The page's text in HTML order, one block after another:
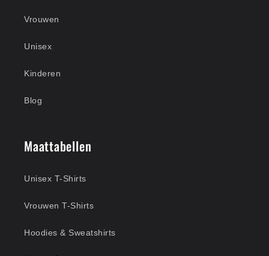
Vrouwen
Unisex
Kinderen
Blog
Maattabellen
Unisex T-Shirts
Vrouwen T-Shirts
Hoodies & Sweatshirts